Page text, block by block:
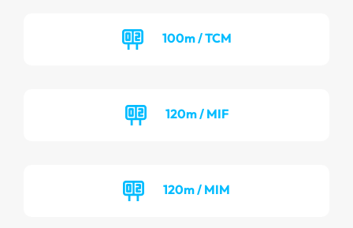
100m / TCM
120m / MIF
120m / MIM